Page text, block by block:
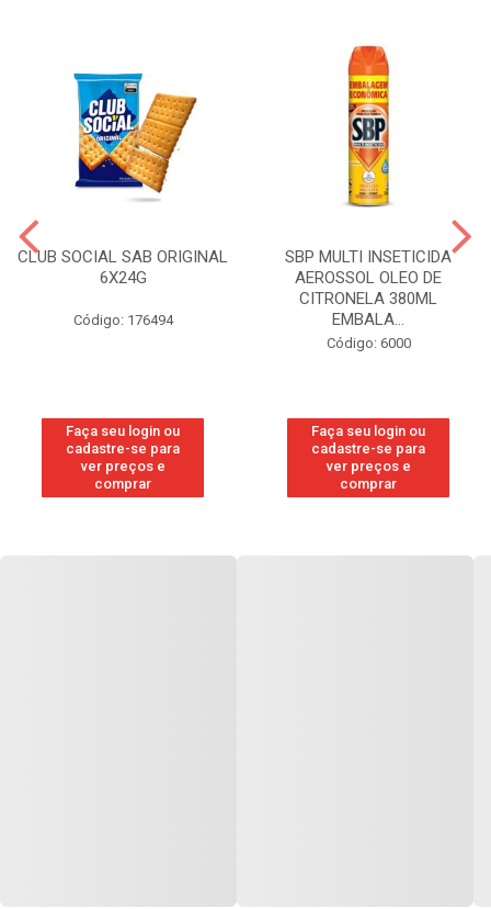
CLUB SOCIAL SAB ORIGINAL
6X24G
Código: 176494
Faça seu login ou
cadastre-se para
ver preços e
comprar
SBP MULTI INSETICIDA
AEROSSOL OLEO DE
CITRONELA 380ML
EMBALA...
Código: 6000
Faça seu login ou
cadastre-se para
ver preços e
comprar